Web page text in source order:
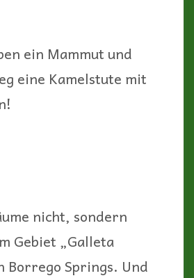
ein Mammut und
eine Kamelstute mit
nicht, sondern
Gebiet „Galleta
Borrego Springs. Und